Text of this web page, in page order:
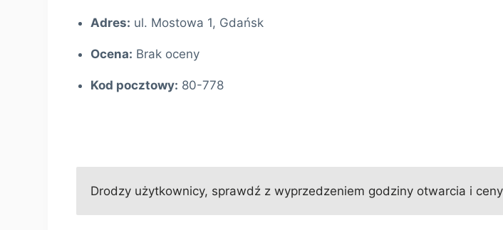
Adres: ul. Mostowa 1, Gdańsk
Ocena: Brak oceny
Kod pocztowy: 80-778
Drodzy użytkownicy, sprawdź z wyprzedzeniem godziny otwarcia i